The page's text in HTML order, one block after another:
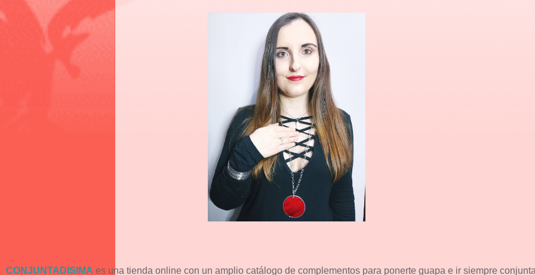
CONJUNTADISIMA es una tienda online con un amplio catálogo de complementos para ponerte guapa e ir siempre